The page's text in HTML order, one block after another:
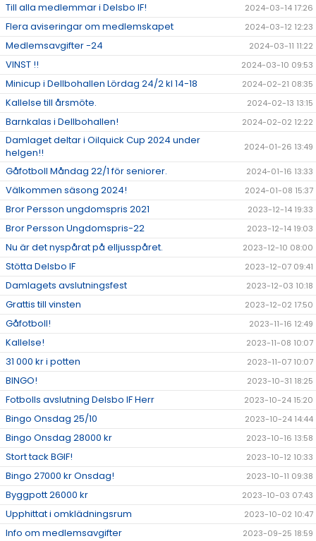
Till alla medlemmar i Delsbo IF! 2024-03-14 17:26
Flera aviseringar om medlemskapet 2024-03-12 12:23
Medlemsavgifter -24 2024-03-11 11:22
VINST !! 2024-03-10 09:53
Minicup i Dellbohallen Lördag 24/2 kl 14-18 2024-02-21 08:35
Kallelse till årsmöte. 2024-02-13 13:15
Barnkalas i Dellbohallen! 2024-02-02 12:22
Damlaget deltar i Oilquick Cup 2024 under
helgen!!
2024-01-26 13:49
Gåfotboll Måndag 22/1 för seniorer. 2024-01-16 13:33
Välkommen säsong 2024! 2024-01-08 15:37
Bror Persson ungdomspris 2021 2023-12-14 19:33
Bror Persson Ungdomspris-22 2023-12-14 19:03
Nu är det nyspårat på elljusspåret. 2023-12-10 08:00
Stötta Delsbo IF 2023-12-07 09:41
Damlagets avslutningsfest 2023-12-03 10:18
Grattis till vinsten 2023-12-02 17:50
Gåfotboll! 2023-11-16 12:49
Kallelse! 2023-11-08 10:07
31 000 kr i potten 2023-11-07 10:07
BINGO! 2023-10-31 18:25
Fotbolls avslutning Delsbo IF Herr 2023-10-24 15:20
Bingo Onsdag 25/10 2023-10-24 14:44
Bingo Onsdag 28000 kr 2023-10-16 13:58
Stort tack BGIF! 2023-10-12 10:33
Bingo 27000 kr Onsdag! 2023-10-11 09:38
Byggpott 26000 kr 2023-10-03 07:43
Upphittat i omklädningsrum 2023-10-02 10:47
Info om medlemsavgifter 2023-09-25 18:59